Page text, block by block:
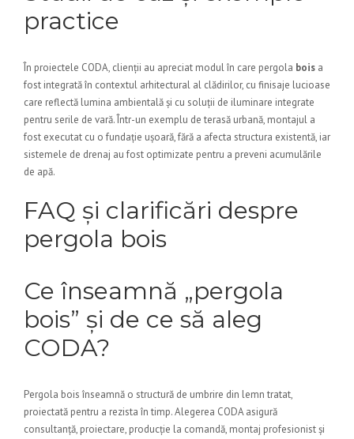
practice
În proiectele CODA, clienții au apreciat modul în care pergola bois a
fost integrată în contextul arhitectural al clădirilor, cu finisaje lucioase
care reflectă lumina ambientală și cu soluții de iluminare integrate
pentru serile de vară. Într-un exemplu de terasă urbană, montajul a
fost executat cu o fundație ușoară, fără a afecta structura existentă, iar
sistemele de drenaj au fost optimizate pentru a preveni acumulările
de apă.
FAQ și clarificări despre
pergola bois
Ce înseamnă „pergola
bois” și de ce să aleg
CODA?
Pergola bois înseamnă o structură de umbrire din lemn tratat,
proiectată pentru a rezista în timp. Alegerea CODA asigură
consultanță, proiectare, producție la comandă, montaj profesionist și